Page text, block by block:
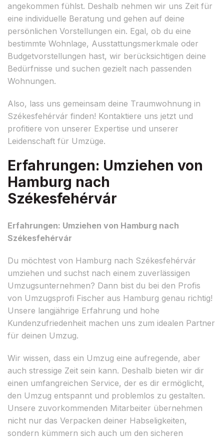
angekommen fühlst. Deshalb nehmen wir uns Zeit für
eine individuelle Beratung und gehen auf deine
persönlichen Vorstellungen ein. Egal, ob du eine
bestimmte Wohnlage, Ausstattungsmerkmale oder
Budgetvorstellungen hast, wir berücksichtigen deine
Bedürfnisse und suchen gezielt nach passenden
Wohnungen.
Also, lass uns gemeinsam deine Traumwohnung in
Székesfehérvár finden! Kontaktiere uns jetzt und
profitiere von unserer Expertise und unserer
Leidenschaft für Umzüge.
Erfahrungen: Umziehen von
Hamburg nach
Székesfehérvár
Erfahrungen: Umziehen von Hamburg nach
Székesfehérvár
Du möchtest von Hamburg nach Székesfehérvár
umziehen und suchst nach einem zuverlässigen
Umzugsunternehmen? Dann bist du bei den Profis
von Umzugsprofi Fischer aus Hamburg genau richtig!
Unsere langjährige Erfahrung und hohe
Kundenzufriedenheit machen uns zum idealen Partner
für deinen Umzug.
Wir wissen, dass ein Umzug eine aufregende, aber
auch stressige Zeit sein kann. Deshalb bieten wir dir
einen umfangreichen Service, der es dir ermöglicht,
den Umzug entspannt und problemlos zu gestalten.
Unsere zuvorkommenden Mitarbeiter übernehmen
nicht nur das Verpacken deiner Habseligkeiten,
sondern kümmern sich auch um den sicheren